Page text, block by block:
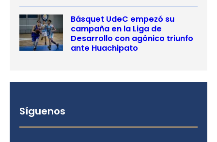
Básquet UdeC empezó su
campaña en la Liga de
Desarrollo con agónico triunfo
ante Huachipato
Síguenos